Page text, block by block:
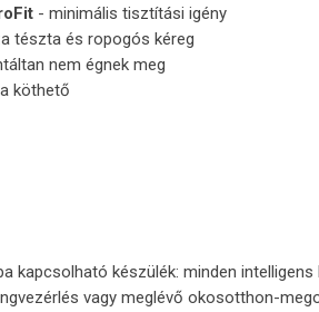
- minimális tisztítási igény
tészta és ropogós kéreg
nem égnek meg
köthető
kapcsolható készülék: minden
vagy meglévő okosotthon-